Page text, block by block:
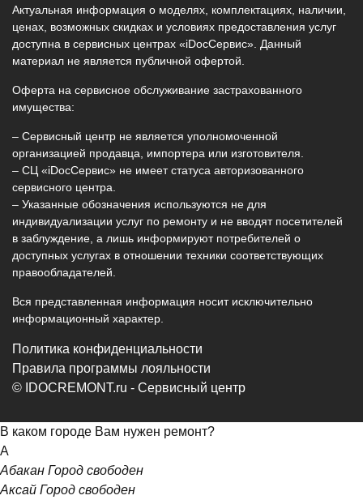
Актуальная информация о моделях, комплектациях, наличии,
ценах, возможных скидках и условиях предоставления услуг
доступна в сервисных центрах «iDocСервис». Данный
материал не является публичной офертой.
Оферта на сервисное обслуживание застрахованного
имущества:
– Сервисный центр не является уполномоченной
организацией продавца, импортера или изготовителя.
– СЦ «iDocСервис» не имеет статуса авторизованного
сервисного центра.
– Указанные обозначения используются не для
индивидуализации услуг по ремонту и не вводят посетителей
в заблуждение, а лишь информируют потребителей о
доступных услугах в отношении техники соответствующих
правообладателей.
Вся представленная информация носит исключительно
информационный характер.
Политика конфиденциальности
Правила программы лояльности
© IDOCREMONT.ru - Сервисный центр
В каком городе Вам нужен ремонт?
А
Абакан Город свободен
Аксай Город свободен